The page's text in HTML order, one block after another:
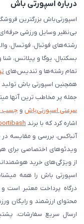
درباره اسپورتی باش
اسپورتی‌باش بزرگترین
بی‌نظیر وسایل ورزشی
رشته‌های فوتبال، فوتسال،
بسکتبال، یوگا و پیلاتس،
تمام رشته‌ها و تندیس‌های
همچنین اسپورتی باش تولید
جمله پر مخاطب ترین آنها
سرعتی اسپورتی‌باش و چسب
اشاره کرد که با برند
آنباکس، بررسی‌ و مقایسه
ویدئوهای اختصاصی برای
از ویژگی‌های خرید
اسپورتی‌ باش را همه
محتوای ارزشمند و رایگان
ارسال سریع سفارشات،